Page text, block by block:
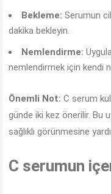
Bekleme: Serumun
dakika bekleyin.
Nemlendirme:
nemlendirmek için kendi
Önemli Not: C serum
günde iki kez önerilir. Bu
sağlıklı görünmesine
C serumun